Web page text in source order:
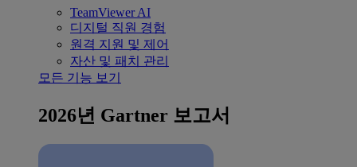
TeamViewer AI
디지털 직원 경험
원격 지원 및 제어
자산 및 패치 관리
모든 기능 보기
2026년 Gartner 보고서